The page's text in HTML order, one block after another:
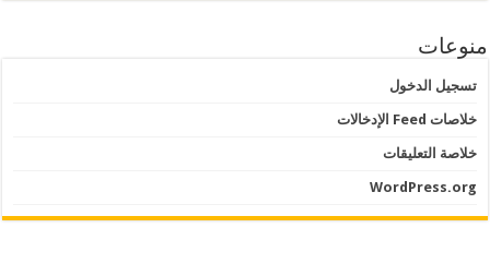
منوعات
تسجيل الدخول
خلاصات Feed الإدخالات
خلاصة التعليقات
WordPress.org